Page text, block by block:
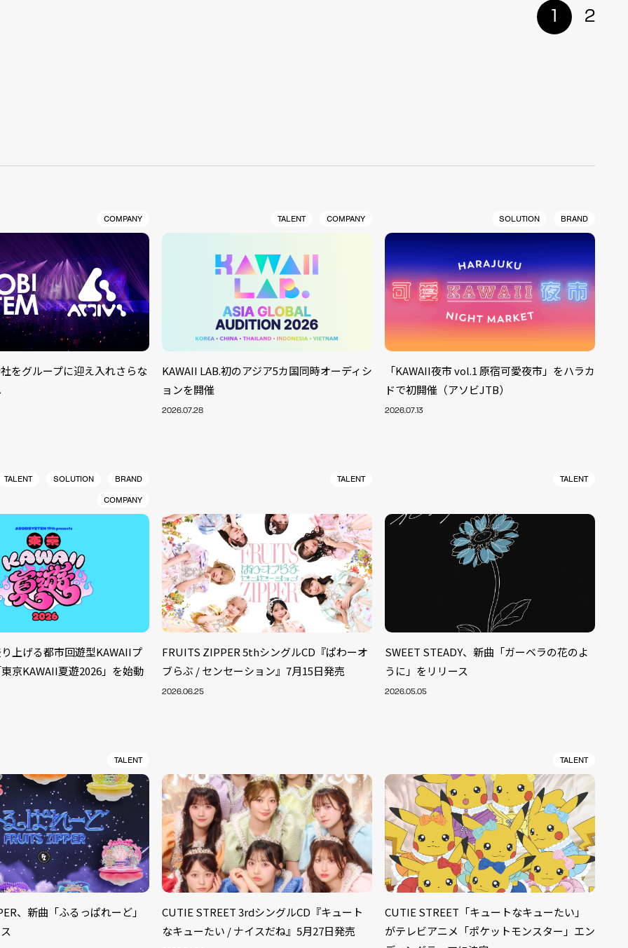
1 2
COMPANY
をグループに迎え入れさらな
TALENT COMPANY
KAWAII LAB.初のアジア5カ国同時オーディシ
ョンを開催
2026.07.28
SOLUTION BRAND
「KAWAII夜市 vol.1 原宿可愛夜市」をハラカ
ドで初開催（アソビJTB）
2026.07.13
TALENT SOLUTION
BRAND
COMPANY
上げる都市回遊型KAWAIIプ
京KAWAII夏遊2026」を始動
TALENT
FRUITS ZIPPER 5thシングルCD『ぱわーオ
ブらぶ / センセーション』7月15日発売
2026.06.25
TALENT
SWEET STEADY、新曲「ガーベラの花のよ
うに」をリリース
2026.05.05
TALENT
、新曲「ふるっぱれーど」
CUTIE STREET 3rdシングルCD『キュート
なキューたい / ナイスだね』5月27日発売
TALENT
CUTIE STREET「キュートなキューたい」
がテレビアニメ「ポケットモンスター」エン
ARTIST40 MODEL/TALENT
29